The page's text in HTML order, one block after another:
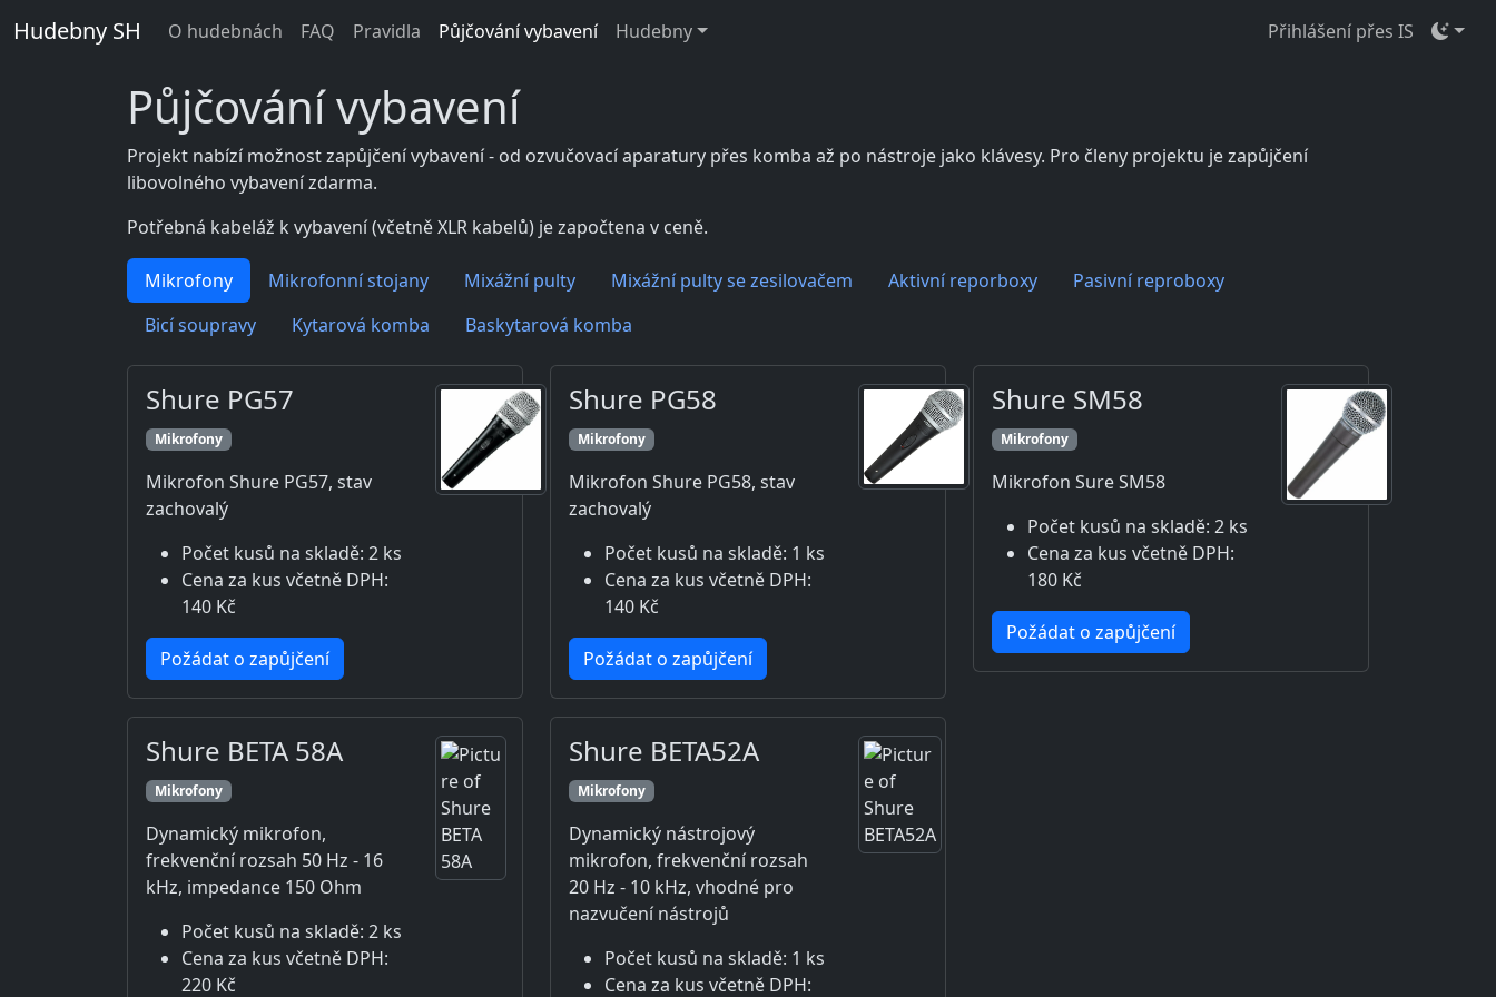
Hudebny SH O hudebnách FAQ Pravidla Půjčování vybavení Hudebny Přihlášení přes IS
Půjčování vybavení
Projekt nabízí možnost zapůjčení vybavení - od ozvučovací aparatury přes komba až po nástroje jako klávesy. Pro členy projektu je zapůjčení
libovolného vybavení zdarma.
Potřebná kabeláž k vybavení (včetně XLR kabelů) je započtena v ceně.
Mikrofony Mikrofonní stojany Mixážní pulty Mixážní pulty se zesilovačem Aktivní reporboxy
Pasivní reproboxy
Bicí soupravy
Kytarová komba Baskytarová komba
Shure PG57
Mikrofony
Mikrofon Shure PG57, stav
zachovalý
Počet kusů na skladě: 2 ks
Cena za kus včetně DPH:
140 Kč
Požádat o zapůjčení
Shure PG58
Mikrofony
Mikrofon Shure PG58, stav
zachovalý
Počet kusů na skladě: 1 ks
Cena za kus včetně DPH:
140 Kč
Požádat o zapůjčení
Shure SM58
Mikrofony
Mikrofon Sure SM58
Počet kusů na skladě: 2 ks
Cena za kus včetně DPH:
180 Kč
Požádat o zapůjčení
Shure BETA 58A
Mikrofony
Dynamický mikrofon,
frekvenční rozsah 50 Hz - 16
kHz, impedance 150 Ohm
Počet kusů na skladě: 2 ks
Cena za kus včetně DPH:
220 Kč
Shure BETA52A
Mikrofony
Dynamický nástrojový
mikrofon, frekvenční rozsah
20 Hz - 10 kHz, vhodné pro
nazvučení nástrojů
Počet kusů na skladě: 1 ks
Cena za kus včetně DPH: